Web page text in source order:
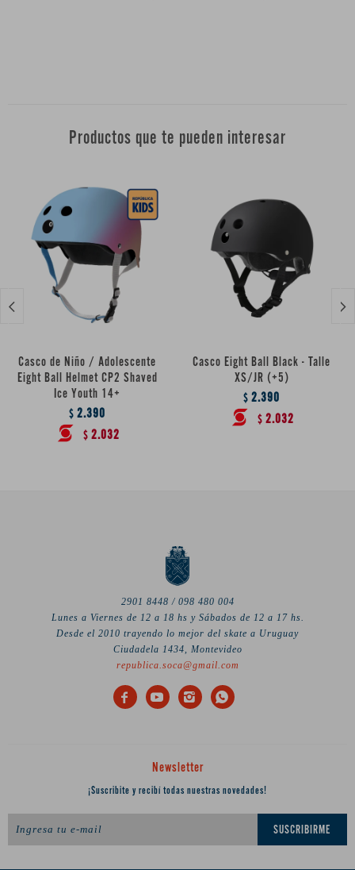
Productos que te pueden interesar
Casco de Niño / Adolescente
Eight Ball Helmet CP2 Shaved
Ice Youth 14+
$ 2.390
$ 2.032
Casco Eight Ball Black - Talle
XS/JR (+5)
$ 2.390
$ 2.032
 
2901 8448 / 098 480 004
Lunes a Viernes de 12 a 18 hs y Sábados de 12 a 17 hs.
Desde el 2010 trayendo lo mejor del skate a Uruguay
Ciudadela 1434, Montevideo
republica.soca@gmail.com
   
Newsletter
¡Suscribite y recibí todas nuestras novedades!
SUSCRIBIRME